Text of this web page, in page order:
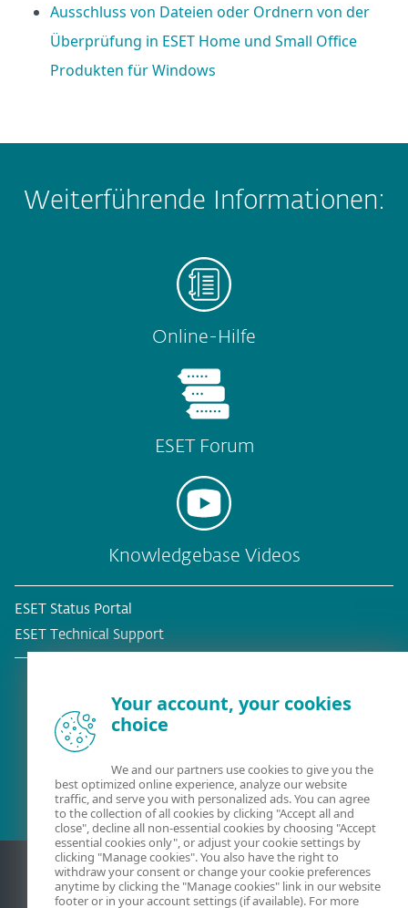
Ausschluss von Dateien oder Ordnern von der
Überprüfung in ESET Home und Small Office
Produkten für Windows
Weiterführende Informationen:
Online-Hilfe
ESET Forum
Knowledgebase Videos
ESET Status Portal
ESET Technical Support
Your account, your cookies
choice
We and our partners use cookies to give you the
best optimized online experience, analyze our website
traffic, and serve you with personalized ads. You can agree
to the collection of all cookies by clicking "Accept all and
close", decline all non-essential cookies by choosing "Accept
essential cookies only", or adjust your cookie settings by
clicking "Manage cookies". You also have the right to
withdraw your consent or change your cookie preferences
anytime by clicking the "Manage cookies" link in our website
footer or in your account settings (if available). For more